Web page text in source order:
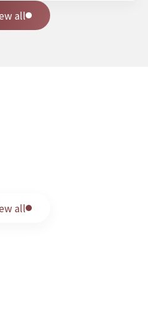
る空間再生にも柔軟に対応
all
all